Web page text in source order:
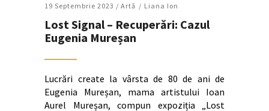
19 Septembrie 2023 / Artǎ Liana Ion
Lost Signal – Recuperări: Cazul
Eugenia Mureșan
Lucrări create la vârsta de 80 de ani de
Eugenia Mureșan, mama artistului Ioan
Aurel Mureșan, compun expoziția „Lost